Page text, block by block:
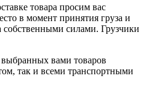
товара просим вас
в момент принятия груза и
собственными силами. Грузчики
вами товаров
так и всеми транспортными